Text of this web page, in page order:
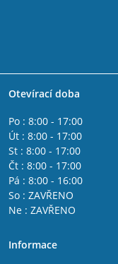
Otevírací doba
Po : 8:00 - 17:00
Út : 8:00 - 17:00
St : 8:00 - 17:00
Čt : 8:00 - 17:00
Pá : 8:00 - 16:00
So : ZAVŘENO
Ne : ZAVŘENO
Informace